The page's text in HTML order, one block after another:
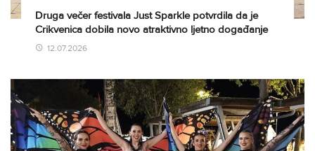
Druga večer festivala Just Sparkle potvrdila da je
Crikvenica dobila novo atraktivno ljetno događanje
12.07.2026